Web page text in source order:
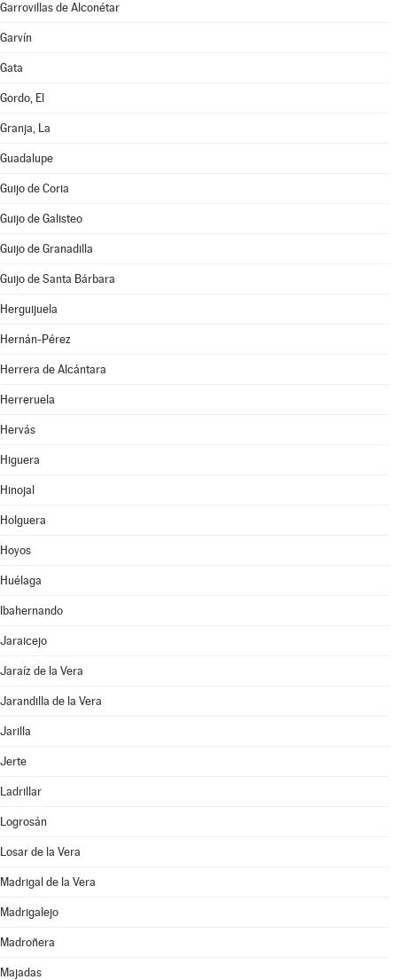
Garrovillas de Alconétar
Garvín
Gata
Gordo, El
Granja, La
Guadalupe
Guijo de Coria
Guijo de Galisteo
Guijo de Granadilla
Guijo de Santa Bárbara
Herguijuela
Hernán-Pérez
Herrera de Alcántara
Herreruela
Hervás
Higuera
Hinojal
Holguera
Hoyos
Huélaga
Ibahernando
Jaraicejo
Jaraíz de la Vera
Jarandilla de la Vera
Jarilla
Jerte
Ladrillar
Logrosán
Losar de la Vera
Madrigal de la Vera
Madrigalejo
Madroñera
Majadas